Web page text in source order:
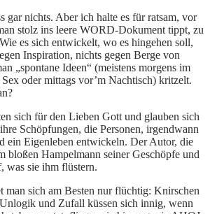
gar nichts. Aber ich halte es für ratsam, vor
stolz ins leere WORD-Dokument tippt, zu
es sich entwickelt, wo es hingehen soll,
Inspiration, nichts gegen Berge von
„spontane Ideen“ (meistens morgens im
oder mittags vor’m Nachtisch) kritzelt.
sich für den Lieben Gott und glauben sich
Schöpfungen, die Personen, irgendwann
ein Eigenleben entwickeln. Der Autor, die
bloßen Hampelmann seiner Geschöpfe und
was sie ihm flüstern.
man sich am Besten nur flüchtig: Knirschen
und Zufall küssen sich innig, wenn